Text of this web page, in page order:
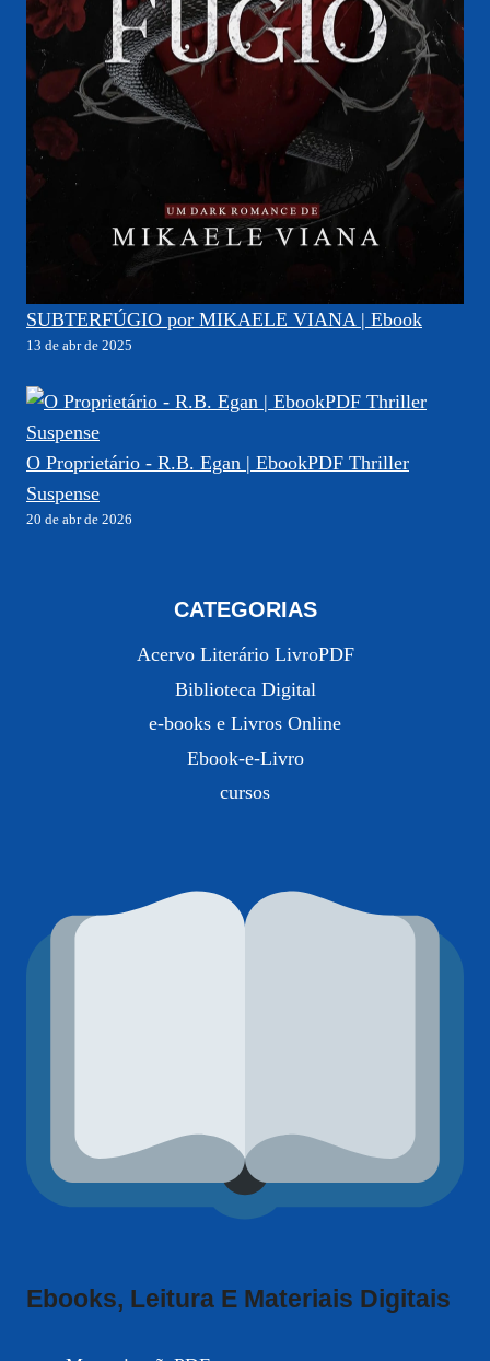
SUBTERFÚGIO por MIKAELE VIANA | Ebook
13 de abr de 2025
O Proprietário - R.B. Egan | EbookPDF Thriller
Suspense
20 de abr de 2026
CATEGORIAS
Acervo Literário LivroPDF
Biblioteca Digital
e-books e Livros Online
Ebook-e-Livro
cursos
Ebooks, Leitura E Materiais Digitais